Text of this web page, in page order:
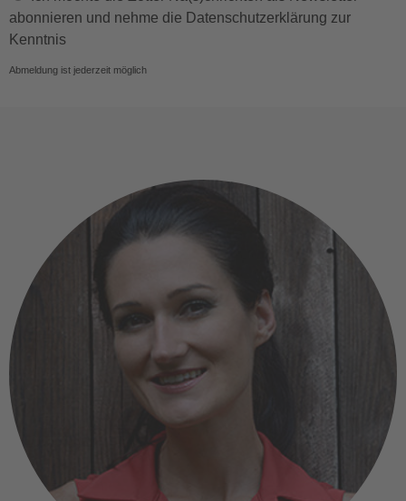
abonnieren und nehme die Datenschutzerklärung zur
Kenntnis
Abmeldung ist jederzeit möglich